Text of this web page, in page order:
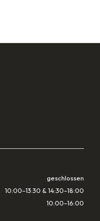
geschlossen
10:00–13:30 & 14:30–18:00
10:00–16:00